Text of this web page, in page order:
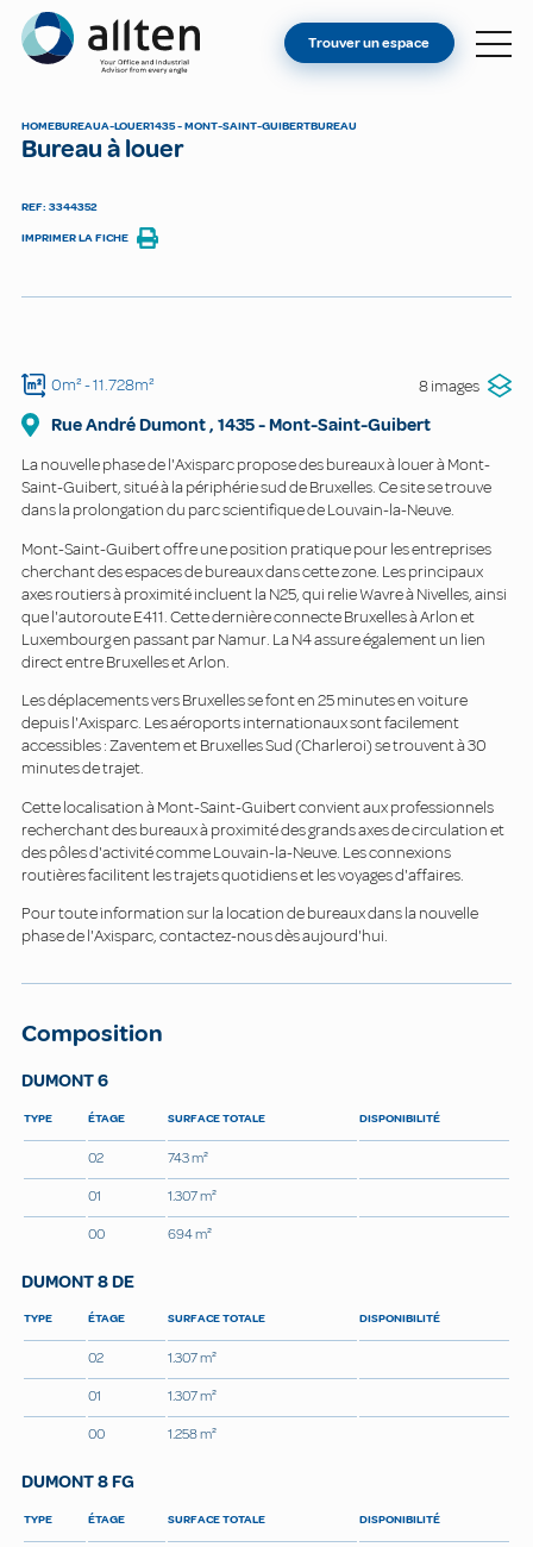
Allten
TROUVER UN ESPACE
Trouver un espace
HOMEBUREAUA-LOUER1435 - MONT-SAINT-GUIBERTBUREAU
Bureau à louer
REF: 3344352
IMPRIMER LA FICHE
0m²- 11.728m² 8 images
Rue André Dumont, 1435-Mont-Saint-Guibert
La nouvelle phase de l'Axisparc propose des bureaux à louer à Mont-
Saint-Guibert, situé à la périphérie sud de Bruxelles. Ce site se trouve
dans la prolongation du parc scientifique de Louvain-la-Neuve.
Mont-Saint-Guibert offre une position pratique pour les entreprises
cherchant des espaces de bureaux dans cette zone. Les principaux
axes routiers à proximité incluent la N25, qui relie Wavre à Nivelles, ainsi
que l'autoroute E411. Cette dernière connecte Bruxelles à Arlon et
Luxembourg en passant par Namur. La N4 assure également un lien
direct entre Bruxelles et Arlon.
Les déplacements vers Bruxelles se font en 25 minutes en voiture
depuis l'Axisparc. Les aéroports internationaux sont facilement
accessibles : Zaventem et Bruxelles Sud (Charleroi) se trouvent à 30
minutes de trajet.
Cette localisation à Mont-Saint-Guibert convient aux professionnels
recherchant des bureaux à proximité des grands axes de circulation et
des pôles d'activité comme Louvain-la-Neuve. Les connexions
routières facilitent les trajets quotidiens et les voyages d'affaires.
Pour toute information sur la location de bureaux dans la nouvelle
phase de l'Axisparc, contactez-nous dès aujourd'hui.
Composition
DUMONT 6
TYPE ÉTAGE SURFACE TOTALE DISPONIBILITÉ
02
743 m²
01
1.307 m²
00
694 m²
DUMONT 8 DE
TYPE ÉTAGE SURFACE TOTALE DISPONIBILITÉ
02
1.307 m²
01
1.307 m²
00
1.258 m²
DUMONT 8 FG
TYPE ÉTAGE SURFACE TOTALE DISPONIBILITÉ